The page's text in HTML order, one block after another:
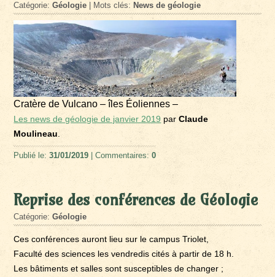
Catégorie:Géologie | Mots clés: News de géologie
Cratère de Vulcano – îles Éoliennes –
Les news de géologie de janvier 2019 parClaude
Moulineau
Publié le:31/01/2019 | Commentaires:0
Reprise des conférences de Géologie
Catégorie:Géologie
Ces conférences auront lieu sur le campus Triolet,
Faculté des sciences les vendredis cités à partir de 18 h.
Les bâtiments et salles sont susceptibles de changer ;